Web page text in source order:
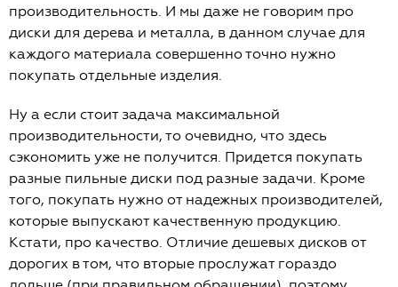
производительность. И мы даже не говорим про
диски для дерева и металла, в данном случае для
каждого материала совершенно точно нужно
покупать отдельные изделия.
Ну а если стоит задача максимальной
производительности, то очевидно, что здесь
сэкономить уже не получится. Придется покупать
разные пильные диски под разные задачи. Кроме
того, покупать нужно от надежных производителей,
которые выпускают качественную продукцию.
Кстати, про качество. Отличие дешевых дисков от
дорогих в том, что вторые прослужат гораздо